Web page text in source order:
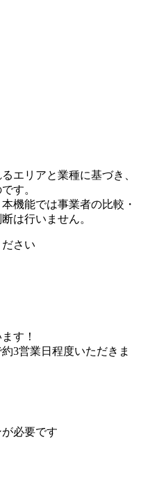
エリアと業種に基づき、
す。
機能では事業者の比較・
は行いません。
さい
す！
3営業日程度いただきま
必要です